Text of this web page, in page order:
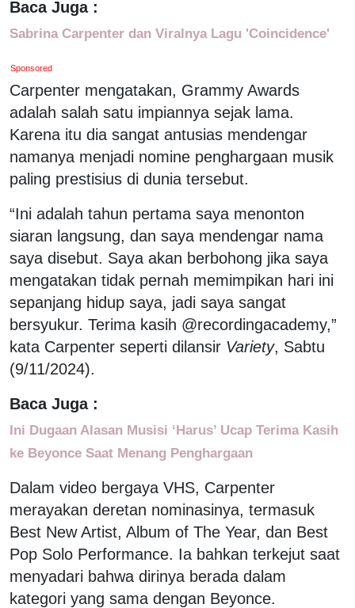
Baca Juga :
Sabrina Carpenter dan Viralnya Lagu 'Coincidence'
Sponsored
Carpenter mengatakan, Grammy Awards
adalah salah satu impiannya sejak lama.
Karena itu dia sangat antusias mendengar
namanya menjadi nomine penghargaan musik
paling prestisius di dunia tersebut.
“Ini adalah tahun pertama saya menonton
siaran langsung, dan saya mendengar nama
saya disebut. Saya akan berbohong jika saya
mengatakan tidak pernah memimpikan hari ini
sepanjang hidup saya, jadi saya sangat
bersyukur. Terima kasih @recordingacademy,”
kata Carpenter seperti dilansir Variety, Sabtu
(9/11/2024).
Baca Juga :
Ini Dugaan Alasan Musisi ‘Harus’ Ucap Terima Kasih
ke Beyonce Saat Menang Penghargaan
Dalam video bergaya VHS, Carpenter
merayakan deretan nominasinya, termasuk
Best New Artist, Album of The Year, dan Best
Pop Solo Performance. Ia bahkan terkejut saat
menyadari bahwa dirinya berada dalam
kategori yang sama dengan Beyonce.